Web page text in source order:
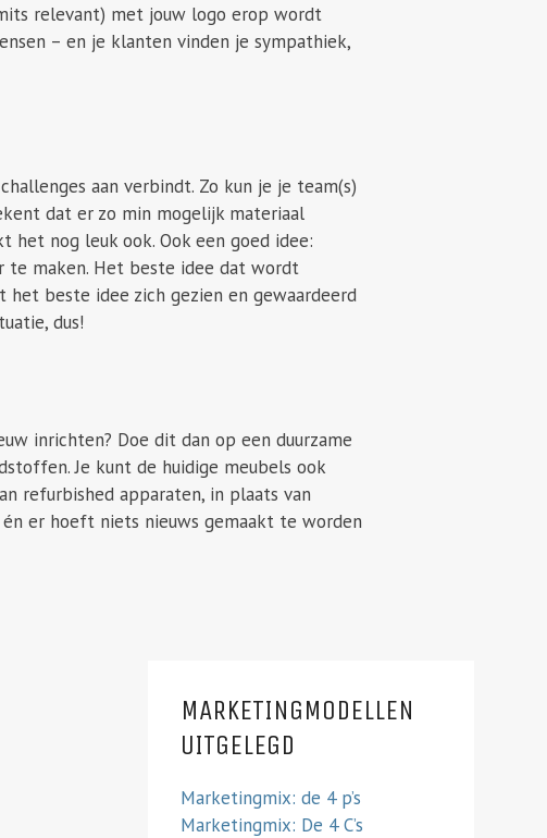
relevant) met jouw logo erop wordt
– en je klanten vinden je sympathiek,
aan verbindt. Zo kun je je team(s)
dat er zo min mogelijk materiaal
nog leuk ook. Ook een goed idee:
te maken. Het beste idee dat wordt
beste idee zich gezien en gewaardeerd
dus!
inrichten? Doe dit dan op een duurzame
Je kunt de huidige meubels ook
refurbished apparaten, in plaats van
er hoeft niets nieuws gemaakt te worden
MARKETINGMODELLEN
UITGELEGD
Marketingmix: de 4 p’s
Marketingmix: De 4 C’s